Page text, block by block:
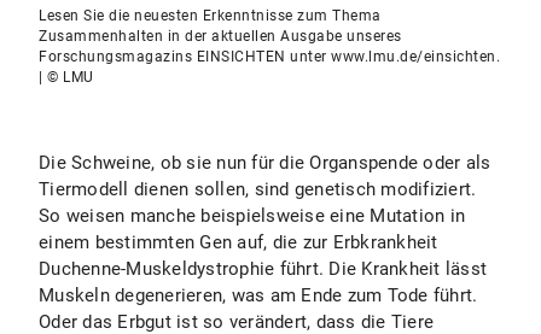
Lesen Sie die neuesten Erkenntnisse zum Thema
Zusammenhalten in der aktuellen Ausgabe unseres
Forschungsmagazins EINSICHTEN unter www.lmu.de/einsichten.
| © LMU
Die Schweine, ob sie nun für die Organspende oder als
Tiermodell dienen sollen, sind genetisch modifiziert.
So weisen manche beispielsweise eine Mutation in
einem bestimmten Gen auf, die zur Erbkrankheit
Duchenne-Muskeldystrophie führt. Die Krankheit lässt
Muskeln degenerieren, was am Ende zum Tode führt.
Oder das Erbgut ist so verändert, dass die Tiere